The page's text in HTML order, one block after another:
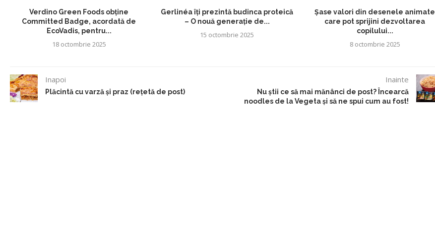
Verdino Green Foods obține
Committed Badge, acordată de
EcoVadis, pentru...
18 octombrie 2025
Gerlinéa îți prezintă budinca proteică
– O nouă generație de...
15 octombrie 2025
Șase valori din desenele animate
care pot sprijini dezvoltarea
copilului...
8 octombrie 2025
Inapoi
Plăcintă cu varză și praz (rețetă de post)
Inainte
Nu știi ce să mai mănânci de post? Încearcă
noodles de la Vegeta și să ne spui cum au fost!